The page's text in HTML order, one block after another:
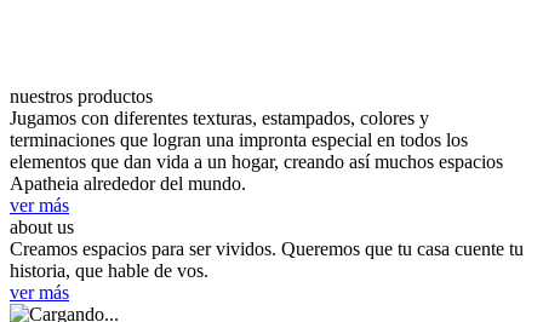
nuestros productos
Jugamos con diferentes texturas, estampados, colores y
terminaciones que logran una impronta especial en todos los
elementos que dan vida a un hogar, creando así muchos espacios
Apatheia alrededor del mundo.
ver más
about us
Creamos espacios para ser vividos. Queremos que tu casa cuente tu
historia, que hable de vos.
ver más